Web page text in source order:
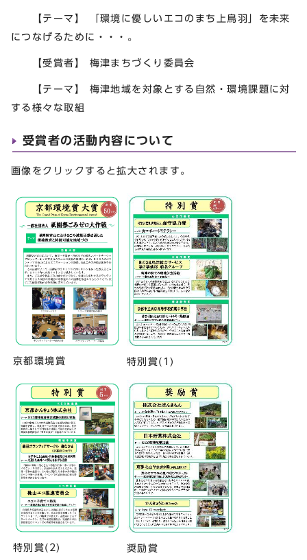
【テーマ】 「環境に優しいエコのまち上鳥羽」を未来
につなげるために・・・。
【受賞者】 梅津まちづくり委員会
【テーマ】 梅津地域を対象とする自然・環境課題に対
する様々な取組
受賞者の活動内容について
画像をクリックすると拡大されます。
京都環境賞 特別賞(1)
特別賞(2) 奨励賞